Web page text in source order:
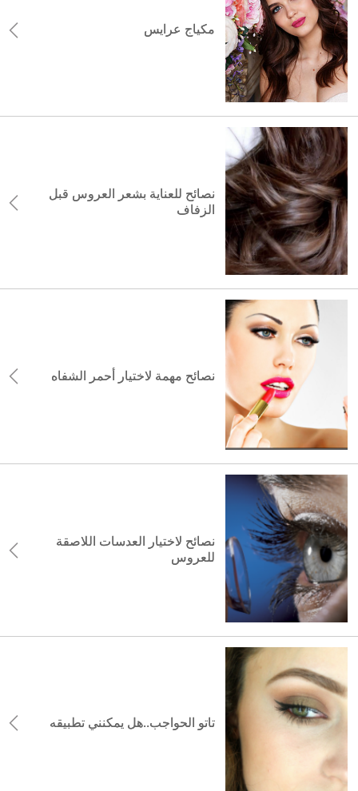
مكياج عرايس
نصائح للعناية بشعر العروس قبل
الزفاف
نصائح مهمة لاختيار أحمر الشفاه
نصائح لاختيار العدسات اللاصقة
للعروس
تاتو الحواجب..هل يمكنني تطبيقه